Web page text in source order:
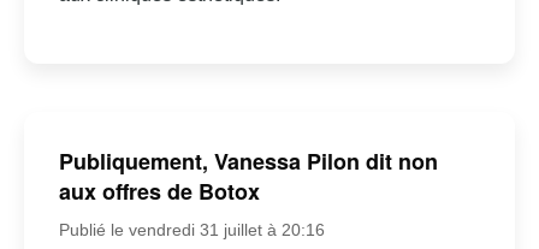
Publiquement, Vanessa Pilon dit non
aux offres de Botox
Publié le vendredi 31 juillet à 20:16